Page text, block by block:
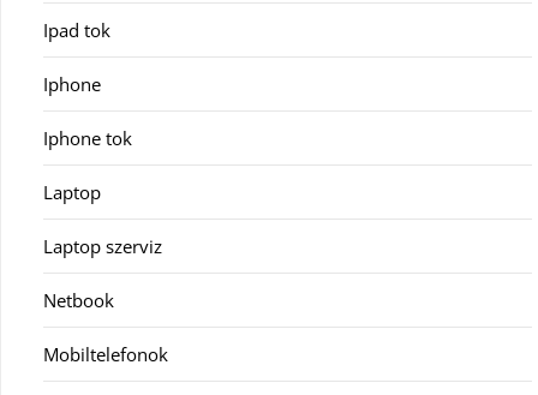
Ipad tok
Iphone
Iphone tok
Laptop
Laptop szerviz
Netbook
Mobiltelefonok